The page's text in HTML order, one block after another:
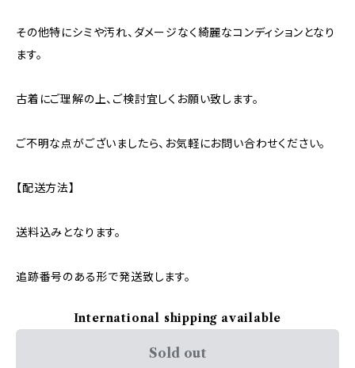
その他特にシミや汚れ、ダメージなく綺麗なコンディションとなり
ます。
古着にご理解の上、ご検討宜しくお願い致します。
ご不明な点がございましたら、お気軽にお問い合わせください。
【配送方法】
送料込みとなります。
追跡番号のある形で発送致します。
International shipping available
Sold out